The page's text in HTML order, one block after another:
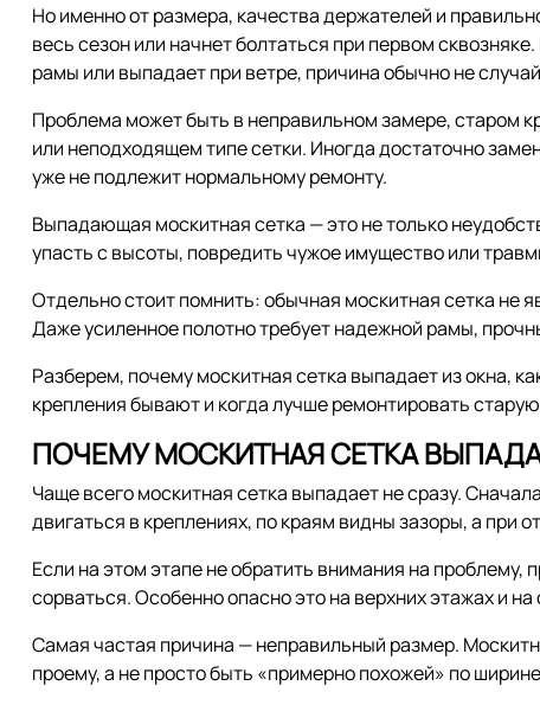
Но именно от размера, качества держателей и
весь сезон или начнет болтаться при первом
рамы или выпадает при ветре, причина обычно не
Проблема может быть в неправильном замере, старом
или неподходящем типе сетки. Иногда достаточно
уже не подлежит нормальному ремонту.
Выпадающая москитная сетка — это не только
упасть с высоты, повредить чужое имущество или
Отдельно стоит помнить: обычная москитная сетка не
Даже усиленное полотно требует надежной рамы,
Разберем, почему москитная сетка выпадает из окна,
крепления бывают и когда лучше ремонтировать
ПОЧЕМУ МОСКИТНАЯ СЕТКА
Чаще всего москитная сетка выпадает не сразу.
двигаться в креплениях, по краям видны зазоры, а при
Если на этом этапе не обратить внимания на проблему,
сорваться. Особенно опасно это на верхних этажах и
Самая частая причина — неправильный размер.
проему, а не просто быть «примерно похожей» по